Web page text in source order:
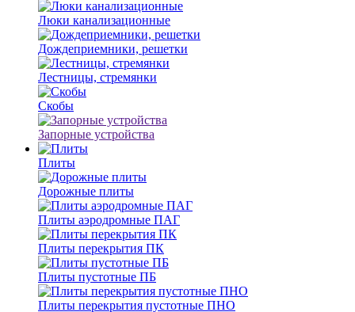
Люки канализационные
Дождеприемники, решетки
Лестницы, стремянки
Скобы
Запорные устройства
Плиты
Дорожные плиты
Плиты аэродромные ПАГ
Плиты перекрытия ПК
Плиты пустотные ПБ
Плиты перекрытия пустотные ПНО